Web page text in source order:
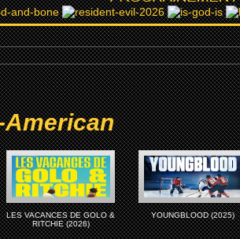
LES VACANCES DE GOLO &
RITCHIE (2026)
YOUNGBLOOD (2025)